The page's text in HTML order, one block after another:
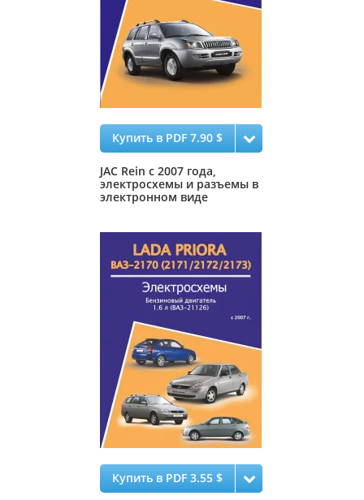
Купить в PDF 7.90 $
JAC Rein с 2007 года,
электросхемы и разъемы в
электронном виде
Купить в PDF 3.55 $